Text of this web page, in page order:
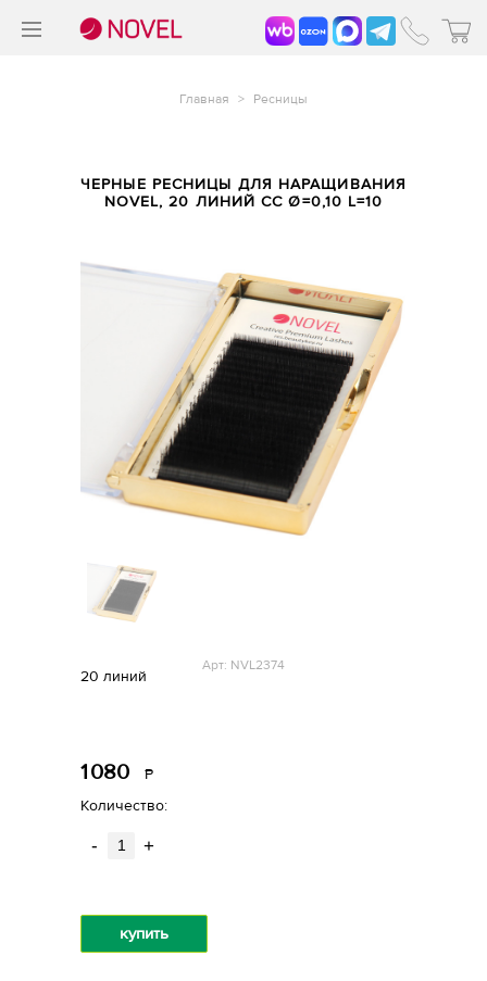
Главная > Ресницы
ЧЕРНЫЕ РЕСНИЦЫ ДЛЯ НАРАЩИВАНИЯ
NOVEL, 20 ЛИНИЙ CC Ø=0,10 L=10
Арт: NVL2374
20 линий
1080 Р
Количество:
- +
купить